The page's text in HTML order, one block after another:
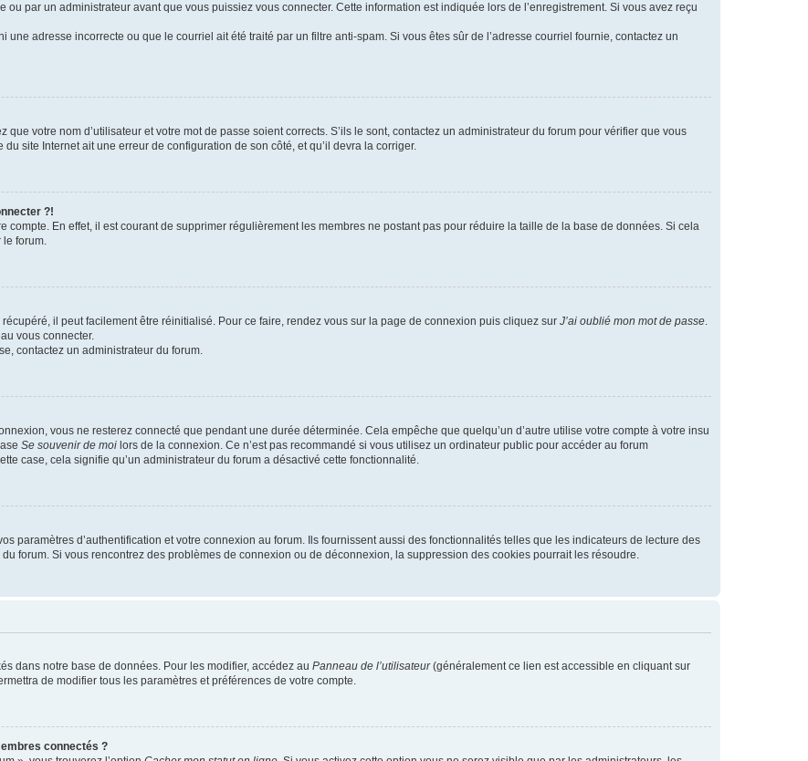
par un administrateur avant que vous puissiez vous connecter. Cette information est indiquée lors de l’enregistrement. Si vous avez reçu
une adresse incorrecte ou que le courriel ait été traité par un filtre anti-spam. Si vous êtes sûr de l’adresse courriel fournie, contactez un
votre nom d’utilisateur et votre mot de passe soient corrects. S’ils le sont, contactez un administrateur du forum pour vérifier que vous
site Internet ait une erreur de configuration de son côté, et qu’il devra la corriger.
?!
compte. En effet, il est courant de supprimer régulièrement les membres ne postant pas pour réduire la taille de la base de données. Si cela
le forum.
il peut facilement être réinitialisé. Pour ce faire, rendez vous sur la page de connexion puis cliquez sur J’ai oublié mon mot de passe.
vous connecter.
contactez un administrateur du forum.
vous ne resterez connecté que pendant une durée déterminée. Cela empêche que quelqu’un d’autre utilise votre compte à votre insu
Se souvenir de moi lors de la connexion. Ce n’est pas recommandé si vous utilisez un ordinateur public pour accéder au forum
case, cela signifie qu’un administrateur du forum a désactivé cette fonctionnalité.
paramètres d’authentification et votre connexion au forum. Ils fournissent aussi des fonctionnalités telles que les indicateurs de lecture des
forum. Si vous rencontrez des problèmes de connexion ou de déconnexion, la suppression des cookies pourrait les résoudre.
dans notre base de données. Pour les modifier, accédez au Panneau de l’utilisateur(généralement ce lien est accessible en cliquant sur
de modifier tous les paramètres et préférences de votre compte.
connectés ?